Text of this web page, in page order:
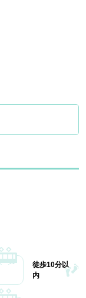
徒歩10分以
内